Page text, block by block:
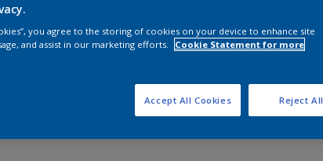
you agree to the storing of cookies on your device to enhance site
and assist in our marketing efforts.
Cookie Statement for more
Reject All
Accept All Cookies